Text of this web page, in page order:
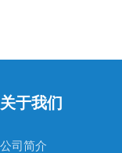
关于我们
公司简介